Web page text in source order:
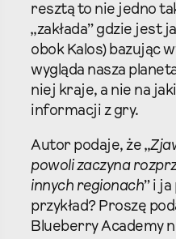
resztą to nie jedno
„zakłada” gdzie jest
obok Kalos) bazując
wygląda nasza
niej kraje, a nie na
informacji z gry.
Autor podaje, że „
powoli zaczyna
innych regionach” i
przykład? Proszę
Blueberry Academy